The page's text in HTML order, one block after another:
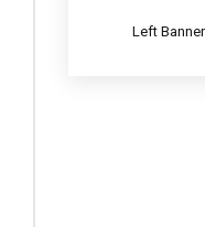
Left Banner